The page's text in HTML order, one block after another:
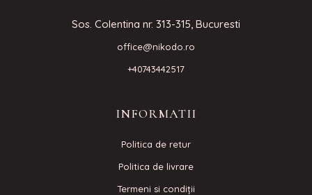
Sos. Colentina nr. 313-315, Bucuresti
office@nikodo.ro
+40743442517
INFORMATII
Politica de retur
Politica de livrare
Termeni si condiţii